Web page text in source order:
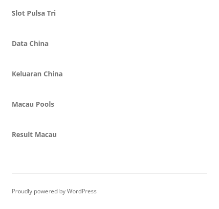
Slot Pulsa Tri
Data China
Keluaran China
Macau Pools
Result Macau
Proudly powered by WordPress